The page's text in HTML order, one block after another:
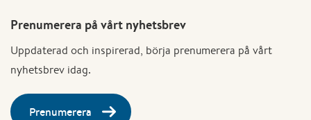
Prenumerera på vårt nyhetsbrev
Uppdaterad och inspirerad, börja prenumerera på vårt
nyhetsbrev idag.
Prenumerera